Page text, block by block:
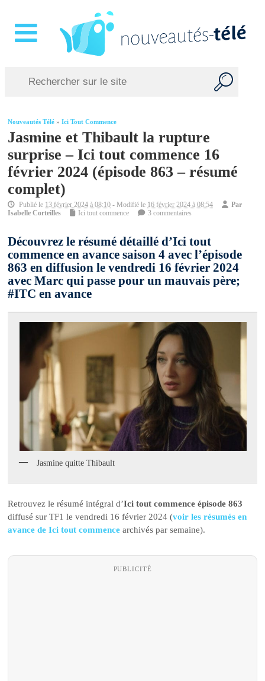
Nouveautés Télé »Ici Tout Commence
Jasmine et Thibault la rupture
surprise – Ici tout commence 16
février 2024 (épisode 863 – résumé
complet)
Publié le 13 février 2024 à 08:10 - Modifié le 16 février 2024 à 08:54
Par
Isabelle Corteilles
Ici tout commence 3 commentaires
Découvrez le résumé détaillé d’Ici tout
commence en avance saison 4 avec l’épisode
863 en diffusion le vendredi 16 février 2024
avec Marc qui passe pour un mauvais père;
#ITC en avance
Jasmine quitte Thibault
Retrouvez le résumé intégral d’Ici tout commence épisode 863
diffusé sur TF1 le vendredi 16 février 2024 (voir les résumés en
avance de Ici tout commencearchivés par semaine).
PUBLICITÉ